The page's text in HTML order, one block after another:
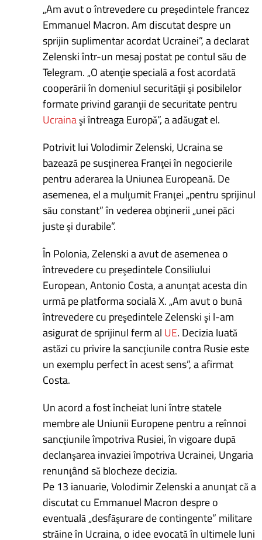
„Am avut o întrevedere cu preşedintele francez
Emmanuel Macron. Am discutat despre un
sprijin suplimentar acordat Ucrainei”, a declarat
Zelenski într-un mesaj postat pe contul său de
Telegram. „O atenţie specială a fost acordată
cooperării în domeniul securităţii şi posibilelor
formate privind garanţii de securitate pentru
Ucrainaşi întreaga Europă”, a adăugat el.
Potrivit lui Volodimir Zelenski, Ucraina se
bazează pe susţinerea Franţei în negocierile
pentru aderarea la Uniunea Europeană. De
asemenea, el a mulţumit Franţei „pentru sprijinul
său constant” în vederea obţinerii „unei păci
juste şi durabile”.
În Polonia, Zelenski a avut de asemenea o
întrevedere cu preşedintele Consiliului
European, Antonio Costa, a anunţat acesta din
urmă pe platforma socială X. „Am avut o bună
întrevedere cu preşedintele Zelenski şi l-am
asigurat de sprijinul ferm al UE. Decizia luată
astăzi cu privire la sancţiunile contra Rusie este
un exemplu perfect în acest sens”, a afirmat
Costa.
Un acord a fost încheiat luni între statele
membre ale Uniunii Europene pentru a reînnoi
sancţiunile împotriva Rusiei, în vigoare după
declanşarea invaziei împotriva Ucrainei, Ungaria
renunţând să blocheze decizia.
Pe 13 ianuarie, Volodimir Zelenski a anunţat că a
discutat cu Emmanuel Macron despre o
eventuală „desfăşurare de contingente” militare
străine în Ucraina, o idee evocată în ultimele luni